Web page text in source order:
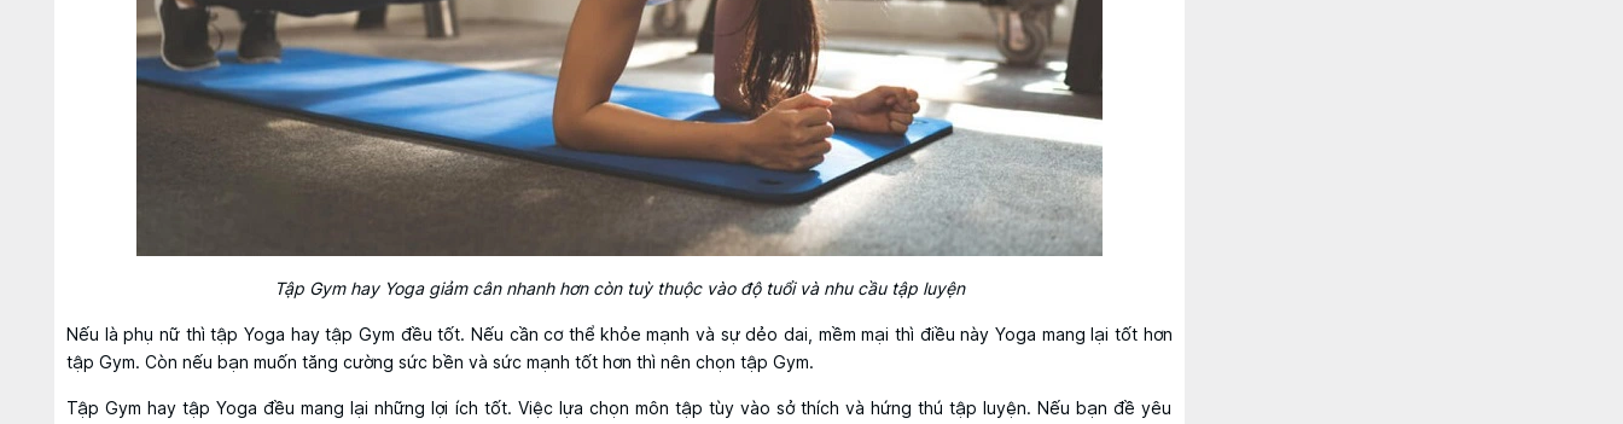
Tập Gym hay Yoga giảm cân nhanh hơn còn tuỳ thuộc vào độ tuổi và nhu cầu tập luyện
Nếu là phụ nữ thì tập Yoga hay tập Gym đều tốt. Nếu cần cơ thể khỏe mạnh và sự dẻo dai, mềm mại thì điều này Yoga mang lại tốt hơn
tập Gym. Còn nếu bạn muốn tăng cường sức bền và sức mạnh tốt hơn thì nên chọn tập Gym.
Tập Gym hay tập Yoga đều mang lại những lợi ích tốt. Việc lựa chọn môn tập tùy vào sở thích và hứng thú tập luyện. Nếu bạn đề yêu